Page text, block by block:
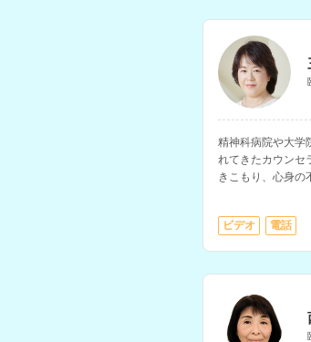
精神科病院や大学
れてきたカウンセ
きこもり、心身の
ビデオ 電話